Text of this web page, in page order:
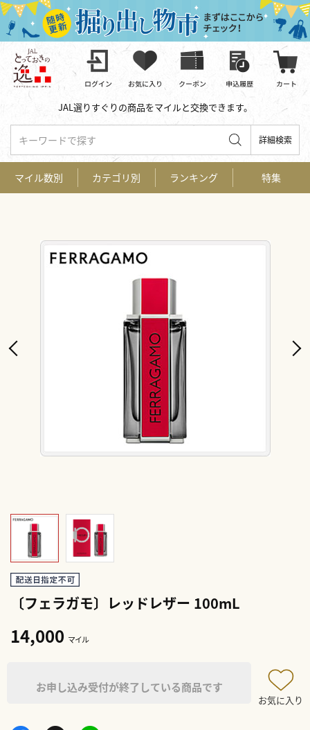
JAL選りすぐりの商品をマイルと交換できます。
キーワードで探す 詳細検索
〔フェラガモ〕レッドレザー 100mL
14,000 マイル
お申し込み受付が終了している商品です
お気に入り
マイル数別 カテゴリ別 ランキング 特集